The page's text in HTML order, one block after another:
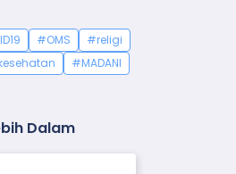
#OMS
#religi
#MADANI
Dalam